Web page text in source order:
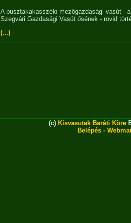
A pusztakakasszéki mezőgazdasági vasút - a
Szegvári Gazdasági Vasút ősének - rövid
(...)
(c) Kisvasutak Baráti Köre
Belépés -